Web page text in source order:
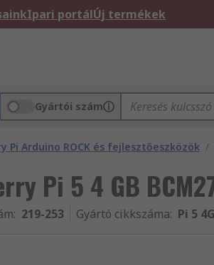
Ipari portálÚj termékek
Gyártói szám
Pi Arduino ROCK és fejlesztőeszközök /
Pi 5 4 GB
: 219-253 Gyártó cikkszáma: Pi 5